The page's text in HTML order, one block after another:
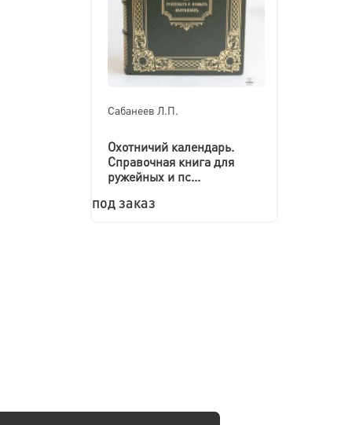
Сабанеев Л.П.
Охотничий календарь.
Справочная книга для
ружейных и пс...
под заказ